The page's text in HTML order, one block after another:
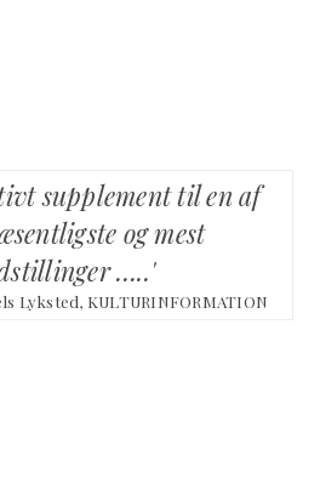
supplement til en af
og mest
…..'
Lyksted, KULTURINFORMATION